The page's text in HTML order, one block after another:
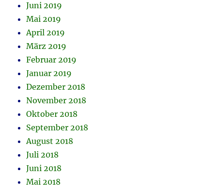
Juni 2019
Mai 2019
April 2019
März 2019
Februar 2019
Januar 2019
Dezember 2018
November 2018
Oktober 2018
September 2018
August 2018
Juli 2018
Juni 2018
Mai 2018